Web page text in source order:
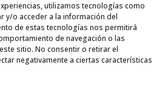
utilizamos tecnologías como
y/o acceder a la información del
de estas tecnologías nos permitirá
de navegación o las
sitio. No consentir o retirar el
negativamente a ciertas características
/Política de cookies